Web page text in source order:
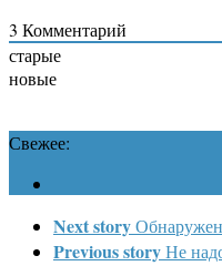
3 Комментарий
старые
новые
Свежее:
Next story
Previous storyНе